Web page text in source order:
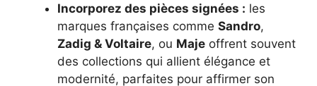
Incorporez des pièces signées : les
marques françaises comme Sandro,
Zadig & Voltaire, ou Maje offrent souvent
des collections qui allient élégance et
modernité, parfaites pour affirmer son